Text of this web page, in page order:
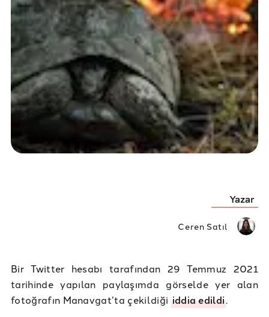
Yazar
Ceren Satıl
Bir Twitter hesabı tarafından 29 Temmuz 2021
tarihinde yapılan paylaşımda görselde yer alan
fotoğrafın Manavgat’ta çekildiği iddia edildi.